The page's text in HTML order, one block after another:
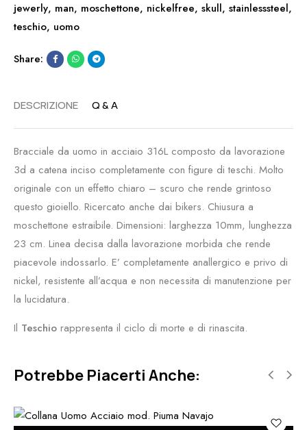
jewerly, man, moschettone, nickelfree, skull, stainlesssteel,
teschio, uomo
Share:
DESCRIZIONE Q & A
Bracciale da uomo in acciaio 316L composto da lavorazione
3d a catena inciso completamente con figure di teschi. Molto
originale con un effetto chiaro – scuro che rende grintoso
questo gioiello. Ricercato anche dai bikers. Chiusura a
moschettone estraibile. Dimensioni: larghezza 10mm, lunghezza
23 cm. Linea decisa dalla lavorazione morbida che rende
piacevole indossarlo. E’ completamente anallergico e privo di
nickel, resistente all’acqua e non necessita di manutenzione per
la lucidatura.
Il Teschio rappresenta il ciclo di morte e di rinascita.
Potrebbe Piacerti Anche: